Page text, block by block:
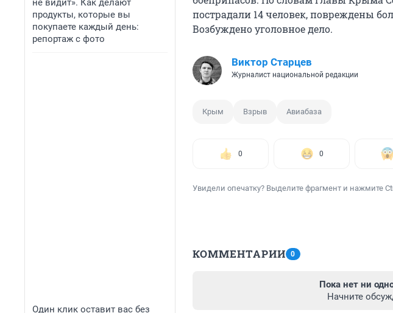
не видит». Как делают
продукты, которые вы
покупаете каждый день:
репортаж с фото
Один клик оставит вас без
пострадали 14 человек, повреждены
Возбуждено уголовное дело.
Виктор Старцев
Журналист национальной редакции
Крым Взрыв Авиабаза
0 0
Увидели опечатку? Выделите фрагмент и нажмите
КОММЕНТАРИИ 0
Пока нет ни
Начните